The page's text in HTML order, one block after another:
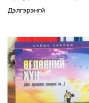
Дэлгэрэнгүй